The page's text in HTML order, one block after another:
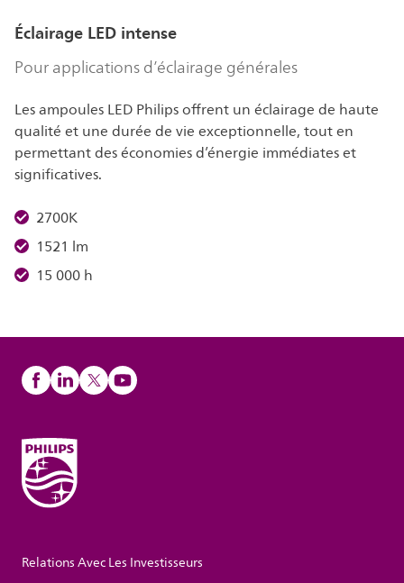
Éclairage LED intense
Pour applications d’éclairage générales
Les ampoules LED Philips offrent un éclairage de haute
qualité et une durée de vie exceptionnelle, tout en
permettant des économies d’énergie immédiates et
significatives.
2700K
1521 lm
15 000 h
Relations Avec Les Investisseurs